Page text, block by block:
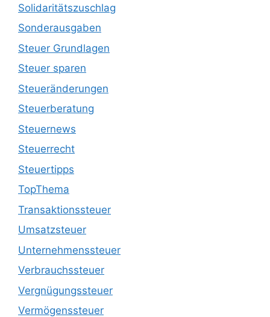
Solidaritätszuschlag
Sonderausgaben
Steuer Grundlagen
Steuer sparen
Steueränderungen
Steuerberatung
Steuernews
Steuerrecht
Steuertipps
TopThema
Transaktionssteuer
Umsatzsteuer
Unternehmenssteuer
Verbrauchssteuer
Vergnügungssteuer
Vermögenssteuer